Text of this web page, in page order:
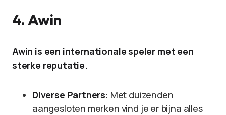
4.Awin
Awin is een internationale speler met een
sterke reputatie.
Diverse Partners: Met duizenden
aangesloten merken vind je er bijna alles